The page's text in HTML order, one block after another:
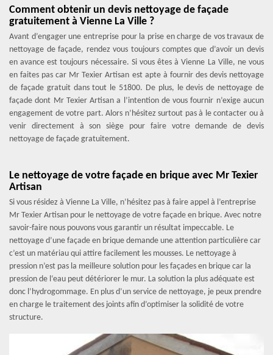
Comment obtenir un devis nettoyage de façade
gratuitement à Vienne La Ville ?
Avant d’engager une entreprise pour la prise en charge de vos travaux de
nettoyage de façade, rendez vous toujours comptes que d’avoir un devis
en avance est toujours nécessaire. Si vous êtes à Vienne La Ville, ne vous
en faites pas car Mr Texier Artisan est apte à fournir des devis nettoyage
de façade gratuit dans tout le 51800. De plus, le devis de nettoyage de
façade dont Mr Texier Artisan a l’intention de vous fournir n’exige aucun
engagement de votre part. Alors n’hésitez surtout pas à le contacter ou à
venir directement à son siège pour faire votre demande de devis
nettoyage de façade gratuitement.
Le nettoyage de votre façade en brique avec Mr Texier
Artisan
Si vous résidez à Vienne La Ville, n’hésitez pas à faire appel à l’entreprise
Mr Texier Artisan pour le nettoyage de votre façade en brique. Avec notre
savoir-faire nous pouvons vous garantir un résultat impeccable. Le
nettoyage d’une façade en brique demande une attention particulière car
c’est un matériau qui attire facilement les mousses. Le nettoyage à
pression n’est pas la meilleure solution pour les façades en brique car la
pression de l‘eau peut détériorer le mur. La solution la plus adéquate est
donc l’hydrogommage. En plus d’un service de nettoyage, je peux prendre
en charge le traitement des joints afin d’optimiser la solidité de votre
structure.